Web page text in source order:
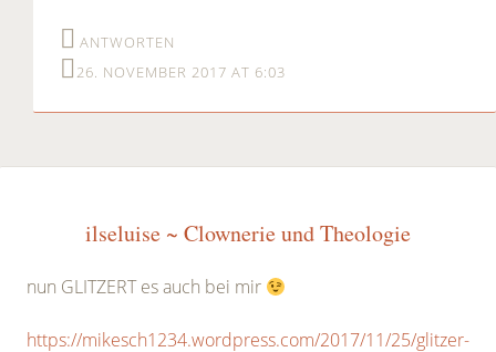
ANTWORTEN
26. NOVEMBER 2017 AT 6:03
ilseluise ~ Clownerie und Theologie
nun GLITZERT es auch bei mir
https://mikesch1234.wordpress.com/2017/11/25/glitzer-